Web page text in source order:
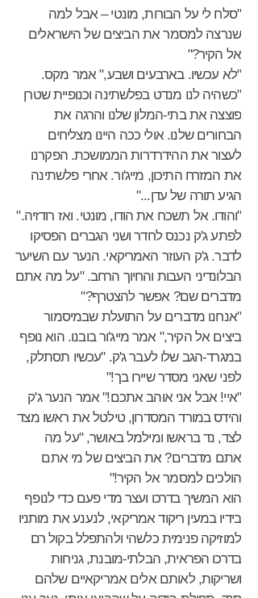
"סלח לי על הבורות, מונטי – אבל למה
שנרצה למסמר את הביצים של הישראלים
אל הקיר?"
"לא עכשיו. בארבעים ושבע," אמר מקס.
"כשהיה לנו מנדט בפלשתינה וכנופיית שטרן
פוצצה את בתי-המלון שלנו והרגה את
הבחורים שלנו. אולי ככה היינו מצליחים
לעצור את ההידרדרות הממושכת. הפקרנו
את המזרח התיכון, מייג'ור. אחרי פלשתינה
הגיע תורה של עדן..."
"והודו. אל תשכח את הודו, מונטי. ואז רודזיה."
לפתע ג'ק נכנס לחדר ושני הגברים הפסיקו
לדבר. ג'ק העוזר האמריקאי. הנער עם השיער
הבלונדיני העבות והחיוך הרחב. "על מה אתם
מדברים שם? אפשר להצטרף?"
"אנחנו מדברים על התועלת שבמיסמור
ביצים אל הקיר," אמר מייג'ור בובנו. הוא נופף
במגרד-הגב שלו לעבר ג'ק. "עכשיו תסתלק,
לפני שאני מסדר שיירו בך!"
"איי! אבל אני אוהב אתכם!" אמר הנער ג'ק
והידס במורד המסדרון, טילטל את ראשו מצד
לצד, נד בראשו ומילמל באושר, "על מה
אתם מדברים? את הביצים של מי אתם
הולכים למסמר אל הקיר!"
הוא המשיך בדרכו ועצר מדי פעם כדי לנופף
בידיו במעין ריקוד אמריקאי, לנענע את מותניו
למוזיקה פנימית כלשהי ולהתפלל בקול רם
בדרכו הפראית, הבלתי-מובנת, גניחות
ושריקות, לאותם אלים אמריקאיים שלהם